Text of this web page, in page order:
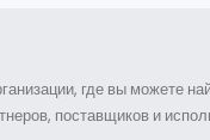
где вы можете
поставщиков и